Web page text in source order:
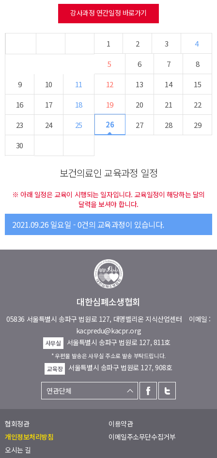
강사과정 연간일정 바로가기
1 2 3
4
5
6 7
8
9
10 11 12 13 14
15
16
17 18 19 20 21
22
23
24 25 26 27 28
29
30
보건의료인 교육과정 일정
※ 아래 일정은 교육이 시행되는 일자입니다. 교육일정이 해당하는 달의
달력을 보셔야 합니다.
2021.09.26 일요일 - 0건의 교육과정이 있습니다.
대한심폐소생협회
05836 서울특별시 송파구 법원로 127, 대명벨리온 지식산업센터 이메일 :
kacpredu@kacpr.org
사무실 서울특별시 송파구 법원로 127, 811호
* 우편물 발송은 사무실 주소로 발송 부탁드립니다.
교육장
서울특별시 송파구 법원로 127, 908호
협회정관
이용약관
개인정보처리방침
이메일주소무단수집거부
오시는 길